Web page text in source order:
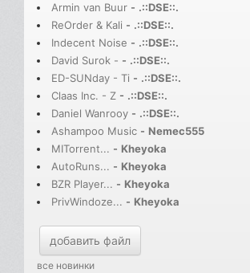
Armin van Buur - .::DSE::.
ReOrder & Kali - .::DSE::.
Indecent Noise - .::DSE::.
David Surok - - .::DSE::.
ED-SUNday - Ti - .::DSE::.
Claas Inc. - Z - .::DSE::.
Daniel Wanrooy - .::DSE::.
Ashampoo Music - Nemec555
MITorrent... - Kheyoka
AutoRuns... - Kheyoka
BZR Player... - Kheyoka
PrivWindoze... - Kheyoka
добавить файл
все новинки